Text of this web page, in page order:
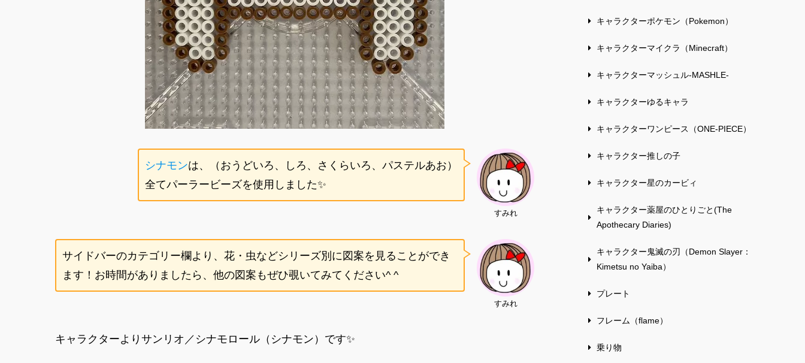
すみれ
シナモンは、（おうどいろ、しろ、さくらいろ、パステルあお）
全てパーラービーズを使用しました✨
すみれ
サイドバーのカテゴリー欄より、花・虫などシリーズ別に図案を見ることができ
ます！お時間がありましたら、他の図案もぜひ覗いてみてください^ ^
キャラクターよりサンリオ／シナモロール（シナモン）です✨
キャラクターポケモン（Pokemon）
キャラクターマイクラ（Minecraft）
キャラクターマッシュル-MASHLE-
キャラクターゆるキャラ
キャラクターワンピース（ONE-PIECE）
キャラクター推しの子
キャラクター星のカービィ
キャラクター薬屋のひとりごと(The
Apothecary Diaries)
キャラクター鬼滅の刃（Demon Slayer：
Kimetsu no Yaiba）
プレート
フレーム（flame）
乗り物